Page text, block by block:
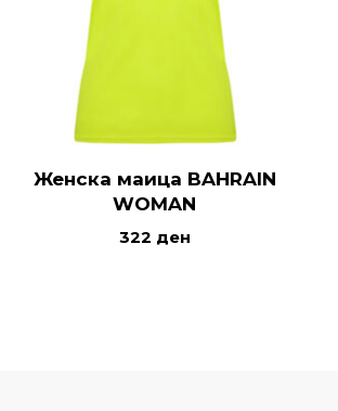
Женска маица BAHRAIN
WOMAN
322 ден